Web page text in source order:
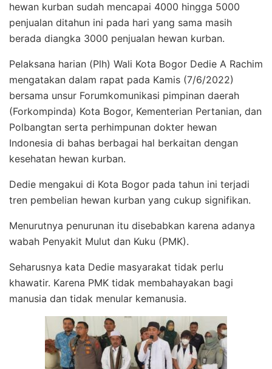
hewan kurban sudah mencapai 4000 hingga 5000
penjualan ditahun ini pada hari yang sama masih
berada diangka 3000 penjualan hewan kurban.
Pelaksana harian (Plh) Wali Kota Bogor Dedie A Rachim
mengatakan dalam rapat pada Kamis (7/6/2022)
bersama unsur Forumkomunikasi pimpinan daerah
(Forkompinda) Kota Bogor, Kementerian Pertanian, dan
Polbangtan serta perhimpunan dokter hewan
Indonesia di bahas berbagai hal berkaitan dengan
kesehatan hewan kurban.
Dedie mengakui di Kota Bogor pada tahun ini terjadi
tren pembelian hewan kurban yang cukup signifikan.
Menurutnya penurunan itu disebabkan karena adanya
wabah Penyakit Mulut dan Kuku (PMK).
Seharusnya kata Dedie masyarakat tidak perlu
khawatir. Karena PMK tidak membahayakan bagi
manusia dan tidak menular kemanusia.